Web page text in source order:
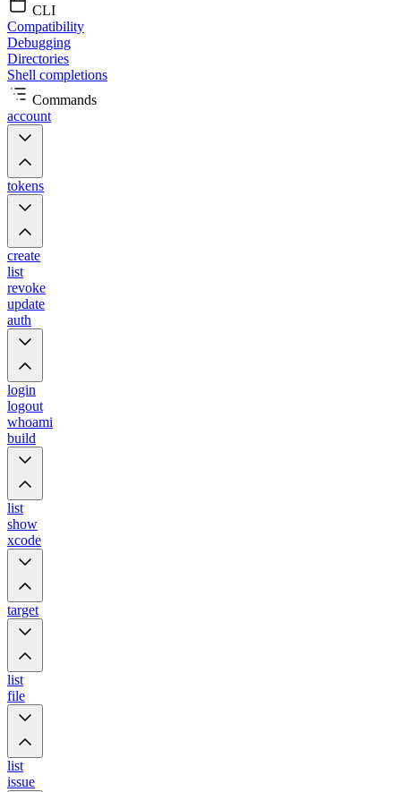
CLI
Compatibility
Debugging
Directories
Shell completions
Commands
account
tokens
create
list
revoke
update
auth
login
logout
whoami
build
list
show
xcode
target
list
file
list
issue